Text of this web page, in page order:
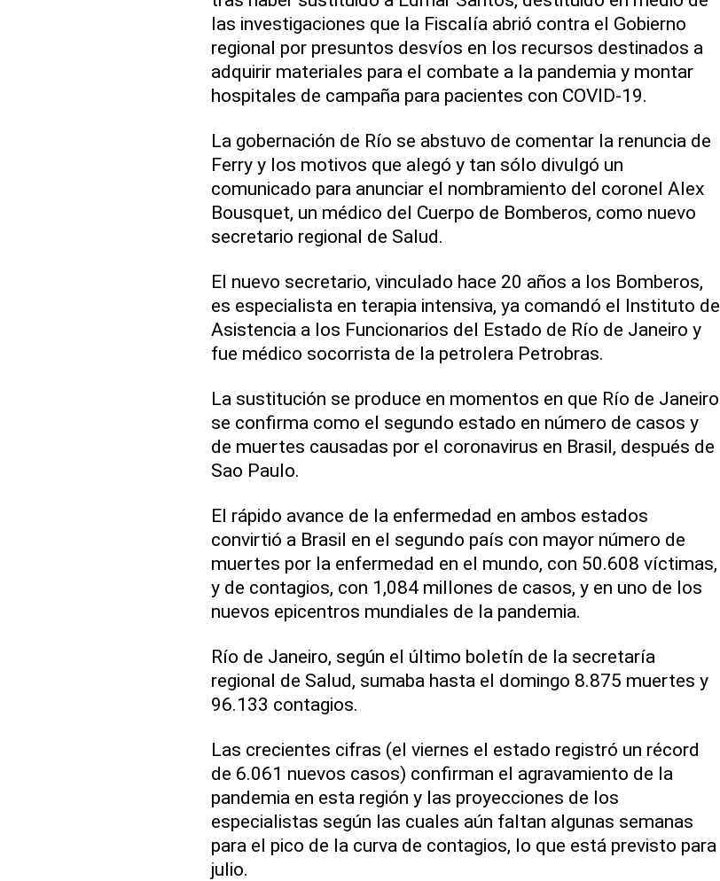
las investigaciones que la Fiscalía abrió contra el Gobierno
regional por presuntos desvíos en los recursos destinados a
adquirir materiales para el combate a la pandemia y montar
hospitales de campaña para pacientes con COVID-19.
La gobernación de Río se abstuvo de comentar la renuncia de
Ferry y los motivos que alegó y tan sólo divulgó un
comunicado para anunciar el nombramiento del coronel Alex
Bousquet, un médico del Cuerpo de Bomberos, como nuevo
secretario regional de Salud.
El nuevo secretario, vinculado hace 20 años a los Bomberos,
es especialista en terapia intensiva, ya comandó el Instituto de
Asistencia a los Funcionarios del Estado de Río de Janeiro y
fue médico socorrista de la petrolera Petrobras.
La sustitución se produce en momentos en que Río de Janeiro
se confirma como el segundo estado en número de casos y
de muertes causadas por el coronavirus en Brasil, después de
Sao Paulo.
El rápido avance de la enfermedad en ambos estados
convirtió a Brasil en el segundo país con mayor número de
muertes por la enfermedad en el mundo, con 50.608 víctimas,
y de contagios, con 1,084 millones de casos, y en uno de los
nuevos epicentros mundiales de la pandemia.
Río de Janeiro, según el último boletín de la secretaría
regional de Salud, sumaba hasta el domingo 8.875 muertes y
96.133 contagios.
Las crecientes cifras (el viernes el estado registró un récord
de 6.061 nuevos casos) confirman el agravamiento de la
pandemia en esta región y las proyecciones de los
especialistas según las cuales aún faltan algunas semanas
para el pico de la curva de contagios, lo que está previsto para
julio.